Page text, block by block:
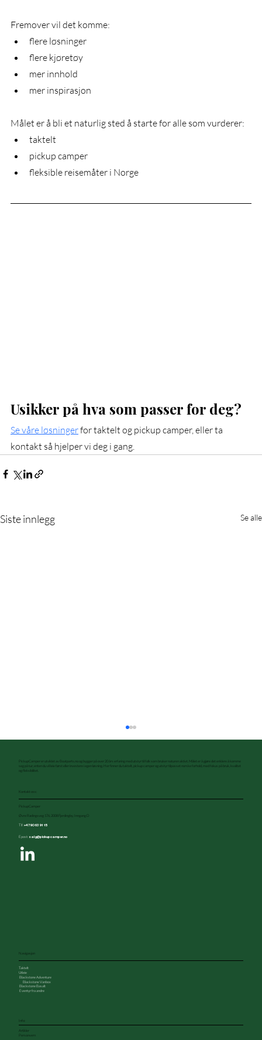
Fremover vil det komme:
flere løsninger
flere kjøretøy
mer innhold
mer inspirasjon
Målet er å bli et naturlig sted å starte for alle som vurderer:
taktelt
pickup camper
fleksible reisemåter i Norge
Usikker på hva som passer for deg?
Se våre løsninger for taktelt og pickup camper, eller ta
kontakt så hjelper vi deg i gang.
Siste innlegg Se alle
7 grunner til å velge taktelt på bil for
Kontakt oss:
PickupCamper
Øvre Rælingsveg 176, 2008 Fjerdingby, Inngang D
Tlf:+47 90 63 91 15
Epost: salg@pickupcamper.no
Navigasjon
Taktelt
Utleie
Blackstone Adventure
Blackstone Vanbox
Blackstone Basalt
Eventyr fra andre
Info:
Artikler
Personvern
PickupCamper er utviklet av Boatparts.no og bygger på over 20 års erfaring med utstyr til folk som bruker naturen aktivt. Målet er å gjøre det enklere å komme
seg på tur, enten du vil leie først eller investere i egen løsning. Her finner du taktelt, pickup camper og utstyr tilpasset norske forhold, med fokus på bruk, kvalitet
og fleksibilitet.